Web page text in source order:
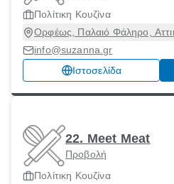
Πολίτικη Κουζίνα
Ορφέως, Παλαιό Φάληρο,
info@suzanna.gr
Ιστοσελίδα
22. Meet Meat
Προβολή
Πολίτικη Κουζίνα